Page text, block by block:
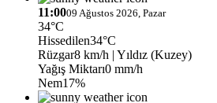
11:0009 Ağustos 2026, Pazar
34°C
Hissedilen34°C
Rüzgar8 km/h | Yıldız (Kuzey)
Yağış Miktarı0 mm/h
Nem17%